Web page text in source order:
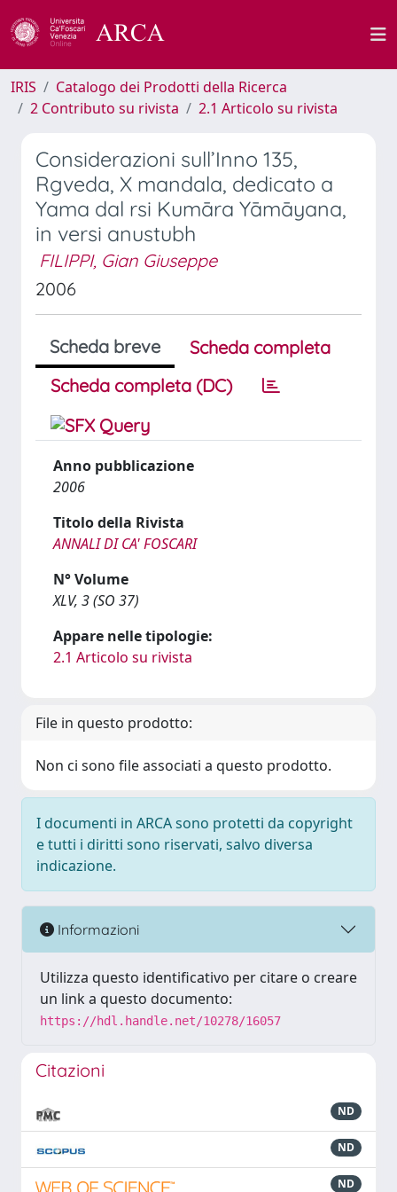
IRIS
Catalogo dei Prodotti della Ricerca
2 Contributo su rivista
2.1 Articolo su rivista
Considerazioni sull’Inno 135,
Rgveda, X mandala, dedicato a
Yama dal rsi Kumāra Yāmāyana,
in versi anustubh
FILIPPI, Gian Giuseppe
2006
Scheda breve
Scheda completa
Scheda completa (DC)
Anno pubblicazione
2006
Titolo della Rivista
ANNALI DI CA' FOSCARI
N° Volume
XLV, 3 (SO 37)
Appare nelle tipologie:
2.1 Articolo su rivista
File in questo prodotto:
Non ci sono file associati a questo prodotto.
I documenti in ARCA sono protetti da copyright
e tutti i diritti sono riservati, salvo diversa
indicazione.
Informazioni
Utilizza questo identificativo per citare o creare
un link a questo documento:
https://hdl.handle.net/10278/16057
Citazioni
ND
ND
ND